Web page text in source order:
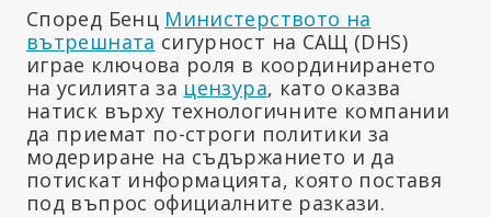
Според Бенц Министерството на
вътрешната сигурност на САЩ (DHS)
играе ключова роля в координирането
на усилията за цензура, като оказва
натиск върху технологичните компании
да приемат по-строги политики за
модериране на съдържанието и да
потискат информацията, която поставя
под въпрос официалните разкази.